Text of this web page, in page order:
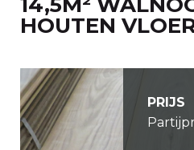
HOUTEN
PRIJS